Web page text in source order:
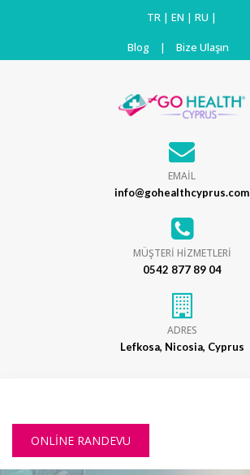
TR | EN | RU |
Blog | Bize Ulaşın
EMAİL
info@gohealthcyprus.com
MÜŞTERİ HİZMETLERİ
0542 877 89 04
ADRES
Lefkosa, Nicosia, Cyprus
ONLİNE RANDEVU